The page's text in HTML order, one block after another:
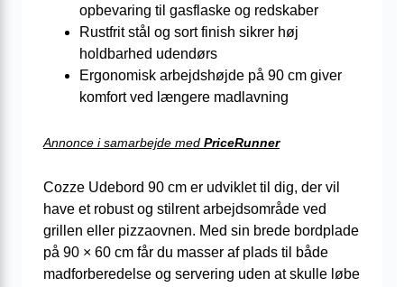
opbevaring til gasflaske og redskaber
Rustfrit stål og sort finish sikrer høj
holdbarhed udendørs
Ergonomisk arbejdshøjde på 90 cm giver
komfort ved længere madlavning
Annonce i samarbejde med PriceRunner
Cozze Udebord 90 cm er udviklet til dig, der vil
have et robust og stilrent arbejdsområde ved
grillen eller pizzaovnen. Med sin brede bordplade
på 90 × 60 cm får du masser af plads til både
madforberedelse og servering uden at skulle løbe